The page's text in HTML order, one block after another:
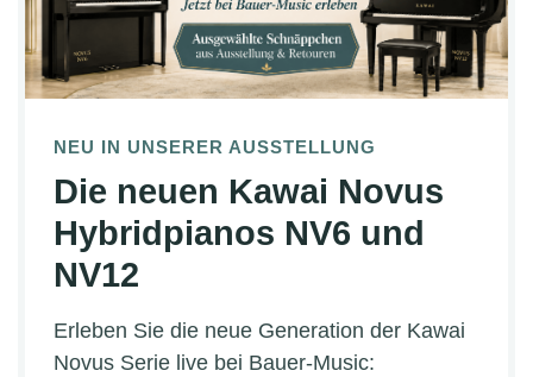
NEU IN UNSERER AUSSTELLUNG
Die neuen Kawai Novus
Hybridpianos NV6 und
NV12
Erleben Sie die neue Generation der Kawai
Novus Serie live bei Bauer-Music: